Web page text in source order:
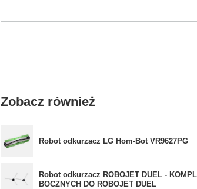
Zobacz również
Robot odkurzacz LG Hom-Bot VR9627PG
Robot odkurzacz ROBOJET DUEL -
BOCZNYCH DO ROBOJET DUEL